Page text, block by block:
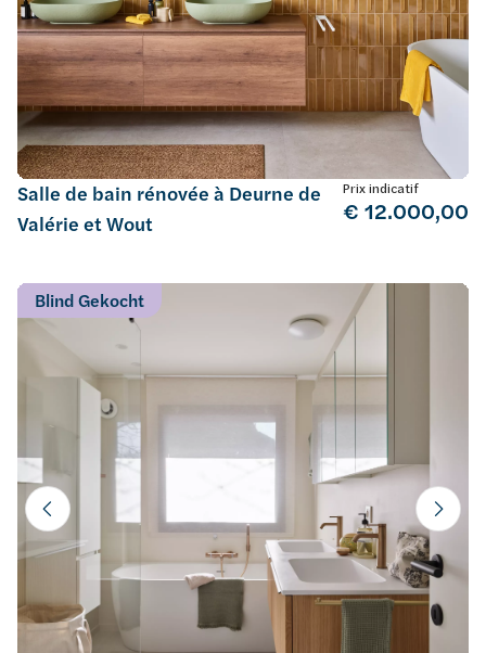
Salle de bain rénovée à Deurne de
Valérie et Wout
Prix indicatif
€ 12.000,00
Blind Gekocht